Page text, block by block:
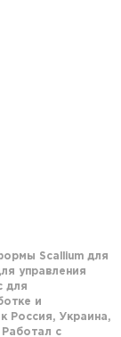
Scallium для
управления
для
и
Россия, Украина,
с